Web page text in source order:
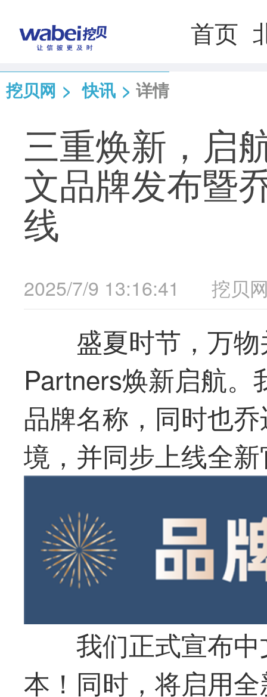
首页
挖贝网 > 快讯 > 详情
三重焕新，
文品牌发布暨
线
2025/7/9 13:16:41 挖贝
盛夏时节，万
Partners焕新启航
品牌名称，同时也
境，并同步上线全
我们正式宣布
本！同时，将启用